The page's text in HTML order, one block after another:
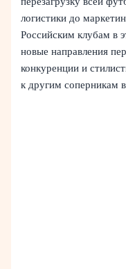
логистики до
Российским клубам в
новые направления
конкуренции и
к другим соперникам